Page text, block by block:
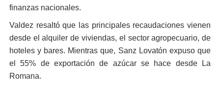
finanzas nacionales.
Valdez resaltó que las principales recaudaciones vienen
desde el alquiler de viviendas, el sector agropecuario, de
hoteles y bares. Mientras que, Sanz Lovatón expuso que
el 55% de exportación de azúcar se hace desde La
Romana.